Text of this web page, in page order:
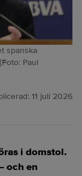
spanska
Paul
11 juli 2026
i domstol.
och en